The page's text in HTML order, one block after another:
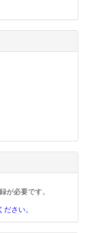
が必要です。
さい。